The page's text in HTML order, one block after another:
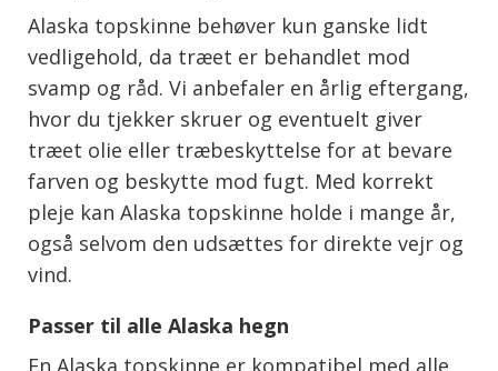
Alaska topskinne behøver kun ganske lidt
vedligehold, da træet er behandlet mod
svamp og råd. Vi anbefaler en årlig eftergang,
hvor du tjekker skruer og eventuelt giver
træet olie eller træbeskyttelse for at bevare
farven og beskytte mod fugt. Med korrekt
pleje kan Alaska topskinne holde i mange år,
også selvom den udsættes for direkte vejr og
vind.
Passer til alle Alaska hegn